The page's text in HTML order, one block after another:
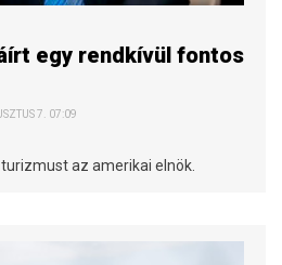
egy rendkívül fontos
7. 07:09
az amerikai elnök.